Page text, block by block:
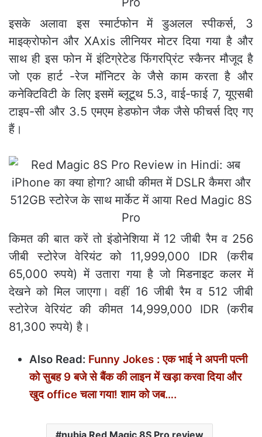
इसके अलावा इस स्मार्टफोन में डुअलल स्पीकर्स, 3
माइक्रोफोन और XAxis लीनियर मोटर दिया गया है और
साथ ही इस फोन में इंटिग्रेटेड फिंगरप्रिंट स्कैनर मौजूद है
जो एक हार्ट -रेज मॉनिटर के जैसे काम करता है और
कनेक्टिविटी के लिए इसमें ब्लूटूथ 5.3, वाई-फाई 7, यूएसबी
टाइप-सी और 3.5 एमएम हेडफोन जैक जैसे फीचर्स दिए गए
हैं।
किमत की बात करें तो इंडोनेशिया में 12 जीबी रैम व 256
जीबी स्टोरेज वेरियंट को 11,999,000 IDR (करीब
65,000 रुपये) में उतारा गया है जो मिडनाइट कलर में
देखने को मिल जाएगा। वहीं 16 जीबी रैम व 512 जीबी
स्टोरेज वेरियंट की कीमत 14,999,000 IDR (करीब
81,300 रुपये) है।
Also Read: Funny Jokes : एक भाई ने अपनी पत्नी
को सुबह 9 बजे से बैंक की लाइन में खड़ा करवा दिया और
खुद office चला गया! शाम को जब….
nubia Red Magic 8S Pro review